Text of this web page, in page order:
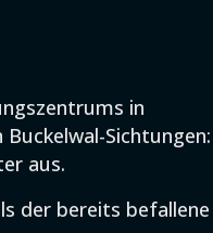
in
Sichtungen:
aus.
der bereits befallene